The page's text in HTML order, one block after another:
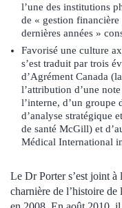
l’une des institutions
de « gestion financière
dernières années »
Favorisé une culture
s’est traduit par trois
d’Agrément Canada
l’attribution d’une
l’interne, d’un
d’analyse stratégique
de santé McGill) et
Médical International
Le Dr Porter s’est joint à
charnière de l’histoire